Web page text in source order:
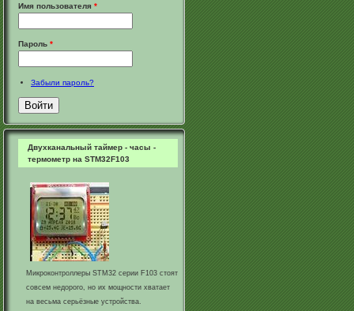
Имя пользователя*
Пароль*
Забыли пароль?
Двухканальный таймер - часы -
термометр на STM32F103
Микроконтроллеры STM32 серии F103 стоят
совсем недорого, но их мощности хватает
на весьма серьёзные устройства.